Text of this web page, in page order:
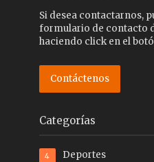
Si desea contactarnos,
formulario de contacto
haciendo click en el
Contáctenos
Categorías
Deportes
4